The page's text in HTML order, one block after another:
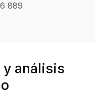
889
y análisis